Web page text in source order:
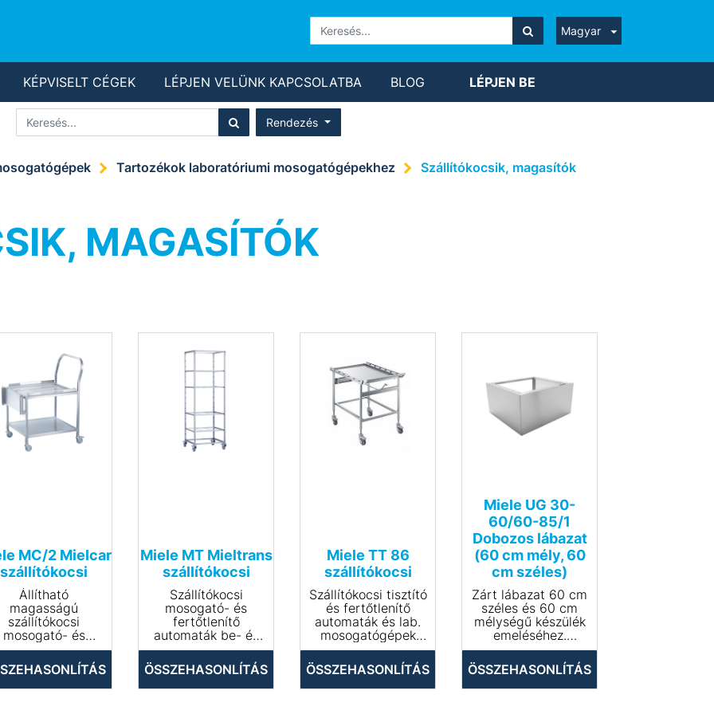
Magyar
KÉPVISELT CÉGEK LÉPJEN VELÜNK KAPCSOLATBA BLOG LÉPJEN BE
Rendezés
Tartozékok laboratóriumi mosogatógépekhez Szállítókocsik, magasítók
MAGASÍTÓK
MC/2 Mielcar
szállítókocsi
Állítható
magasságú
szállítókocsi
mosogató- és
be- és
kirakodásához.
• 4 görgővel
Miele MT Mieltrans
szállítókocsi
Szállítókocsi
mosogató- és
fertőtlenítő
automaták be- és
kirakodásához.
• Kosarak és
betétek tárolására
és szállítására
ÖSSZEHASONLÍTÁS
Miele TT 86
szállítókocsi
Szállítókocsi tisztító
és fertőtlenítő
automaták és lab.
mosogatógépek
be- és
kipakolásához.
• 4 db reteszelhető
görgővel
ÖSSZEHASONLÍTÁS
Miele UG 30-
60/60-85/1
Dobozos lábazat
(60 cm mély, 60
cm széles)
Zárt lábazat 60 cm
széles és 60 cm
mélységű készülék
emeléséhez.
• Anyaga és színe:
rozsdamentes acél
• Külső nettó méret
(Ma x Szé x Mé):
ÖSSZEHASONLÍTÁS